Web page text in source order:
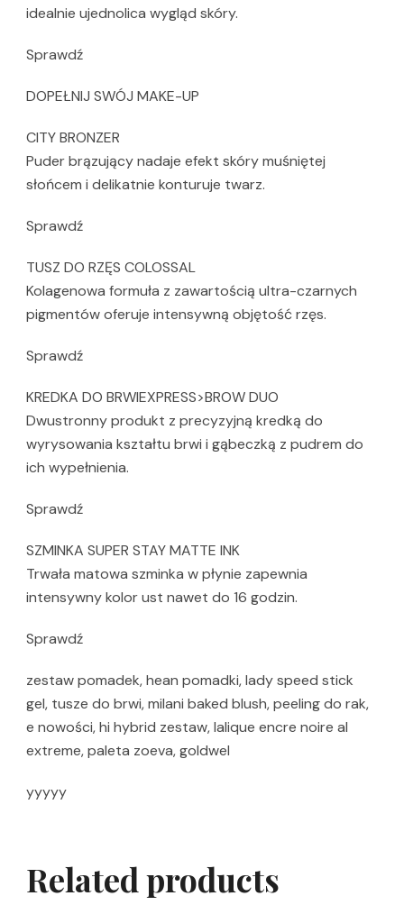
idealnie ujednolica wygląd skóry.
Sprawdź
DOPEŁNIJ SWÓJ MAKE-UP
CITY BRONZER
Puder brązujący nadaje efekt skóry muśniętej
słońcem i delikatnie konturuje twarz.
Sprawdź
TUSZ DO RZĘS COLOSSAL
Kolagenowa formuła z zawartością ultra-czarnych
pigmentów oferuje intensywną objętość rzęs.
Sprawdź
KREDKA DO BRWIEXPRESS>BROW DUO
Dwustronny produkt z precyzyjną kredką do
wyrysowania kształtu brwi i gąbeczką z pudrem do
ich wypełnienia.
Sprawdź
SZMINKA SUPER STAY MATTE INK
Trwała matowa szminka w płynie zapewnia
intensywny kolor ust nawet do 16 godzin.
Sprawdź
zestaw pomadek, hean pomadki, lady speed stick
gel, tusze do brwi, milani baked blush, peeling do rak,
e nowości, hi hybrid zestaw, lalique encre noire al
extreme, paleta zoeva, goldwel
yyyyy
Related products